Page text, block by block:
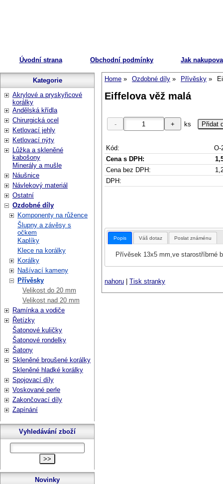
Úvodní strana Obchodní podmínky Jak
Home Ozdobné díly Přívěsky
Eiffelova věž malá
ks
Kód:
O-
Cena s DPH:
Cena bez DPH:
DPH:
Popis Váš dotaz Poslat známénu
Přívěsek 13x5 mm,ve starostříbrné
nahoru Tisk stranky
Kategorie
Akrylové a pryskyřicové
korálky
Andělská křídla
Chirurgická ocel
Ketlovací jehly
Ketlovací nýty
Lůžka a skleněné
kabošony
Minerály a mušle
Náušnice
Návlekový materiál
Ostatní
Ozdobné díly
Komponenty na růžence
Šlupny a závěsy s
očkem
Kaplíky
Klece na korálky
Korálky
Našívací kameny
Přívěsky
Velikost do 20 mm
Velikost nad 20 mm
Ramínka a vodiče
Řetízky
Šatonové kuličky
Šatonové rondelky
Šatony
Skleněné broušené korálky
Skleněné hladké korálky
Spojovací díly
Voskované perle
Zakončovací díly
Zapínání
Vyhledávání zboží
Novinky